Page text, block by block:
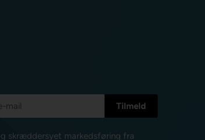
skræddersyet markedsføring fra